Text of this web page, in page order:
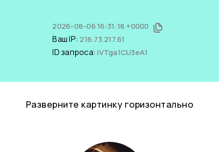
2026-08-06 16:31:18 +0000
Ваш IP:216.73.217.61
ID запроса:IVTga1CU3eA1
Разверните картинку горизонтально